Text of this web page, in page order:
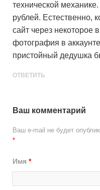
технической
рублей. Естественно,
сайт через некоторое
фотография в
пристойный дедушка
ОТВЕТИТЬ
Ваш комментарий
Ваш e-mail не будет
*
Имя *